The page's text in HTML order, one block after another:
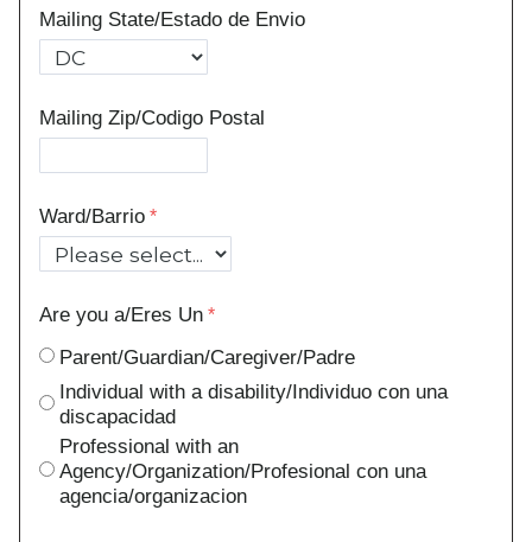
Mailing State/Estado de Envio
Mailing Zip/Codigo Postal
Ward/Barrio
Are you a/Eres Un
Parent/Guardian/Caregiver/Padre
Individual with a disability/Individuo con una
discapacidad
Professional with an
Agency/Organization/Profesional con una
agencia/organizacion